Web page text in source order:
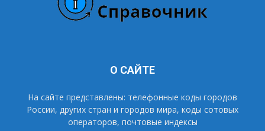
О САЙТЕ
На сайте представлены: телефонные коды городов
России, других стран и городов мира, коды сотовых
операторов, почтовые индексы